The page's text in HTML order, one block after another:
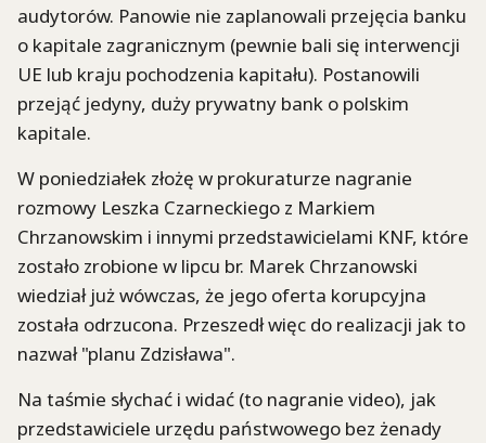
audytorów. Panowie nie zaplanowali przejęcia banku
o kapitale zagranicznym (pewnie bali się interwencji
UE lub kraju pochodzenia kapitału). Postanowili
przejąć jedyny, duży prywatny bank o polskim
kapitale.
W poniedziałek złożę w prokuraturze nagranie
rozmowy Leszka Czarneckiego z Markiem
Chrzanowskim i innymi przedstawicielami KNF, które
zostało zrobione w lipcu br. Marek Chrzanowski
wiedział już wówczas, że jego oferta korupcyjna
została odrzucona. Przeszedł więc do realizacji jak to
nazwał "planu Zdzisława".
Na taśmie słychać i widać (to nagranie video), jak
przedstawiciele urzędu państwowego bez żenady